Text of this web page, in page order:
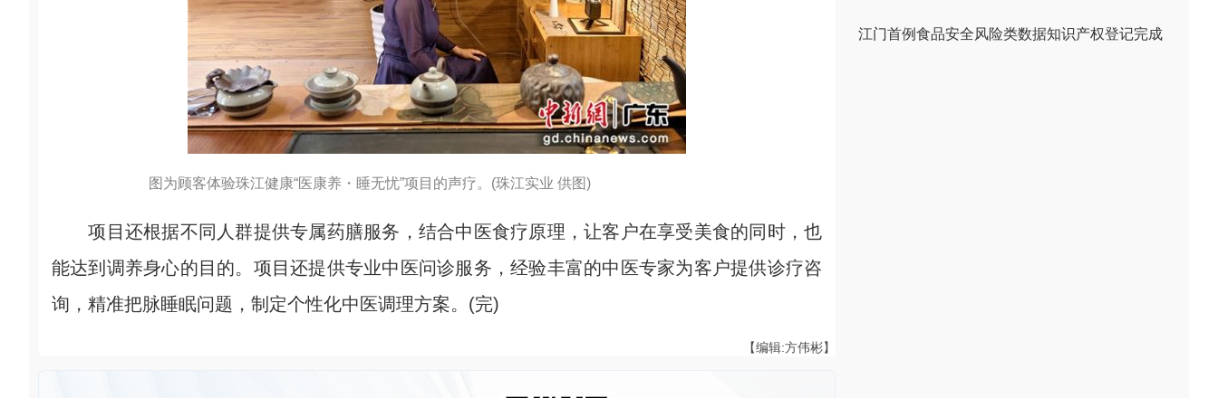
图为顾客体验珠江健康“医康养・睡无忧”项目的声疗。(珠江实业 供图)
项目还根据不同人群提供专属药膳服务，结合中医食疗原理，让客户在享受美食的同时，也
能达到调养身心的目的。项目还提供专业中医问诊服务，经验丰富的中医专家为客户提供诊疗咨
询，精准把脉睡眠问题，制定个性化中医调理方案。(完)
【编辑:方伟彬】
江门首例食品安全风险类数据知识产权登记完成